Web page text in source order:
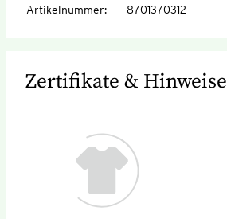
Artikelnummer: 8701370312
Zertifikate & Hinweise